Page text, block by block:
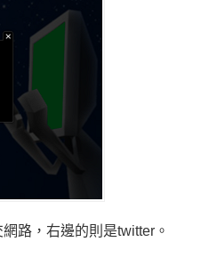
路，右邊的則是twitter。